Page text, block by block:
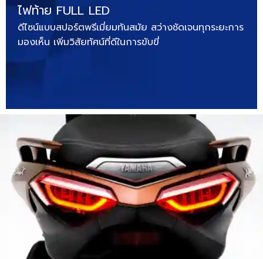
ไฟท้าย FULL LED
ดีไซน์แบบสปอร์ตพรีเมี่ยมทันสมัย สว่างชัดเจนทุกระยะการ
มองเห็น เพิ่มวิสัยทัศน์ที่ดีในการขับขี่